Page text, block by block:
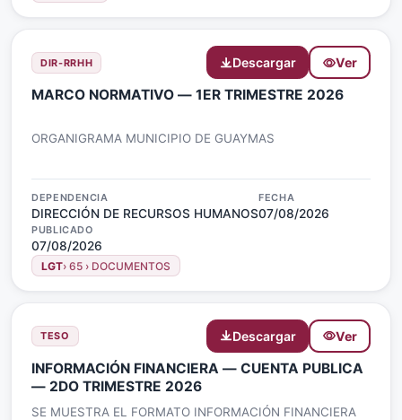
DIR-RRHH Descargar Ver
MARCO NORMATIVO — 1ER TRIMESTRE 2026
ORGANIGRAMA MUNICIPIO DE GUAYMAS
DEPENDENCIA
DIRECCIÓN DE RECURSOS HUMANOS
FECHA
07/08/2026
PUBLICADO
07/08/2026
LGT› 65 › DOCUMENTOS
TESO Descargar Ver
INFORMACIÓN FINANCIERA — CUENTA PUBLICA
— 2DO TRIMESTRE 2026
SE MUESTRA EL FORMATO INFORMACIÓN FINANCIERA